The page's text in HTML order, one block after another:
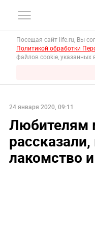
Посещая сайт life.ru, Вы
Политикой обработки
файлов cookie, указанных
24 января 2020, 09:11
Любителям
лакомство